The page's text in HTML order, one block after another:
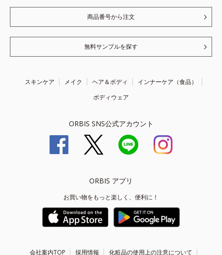
商品番号から注文
無料サンプルを探す
スキンケア メイク ヘア＆ボディ
インナーケア（食品）
ボディウェア
ORBIS SNS公式アカウント
ORBIS アプリ
お買い物をもっと楽しく、便利に！
会社案内TOP 採用情報 化粧品の使用上の注意について